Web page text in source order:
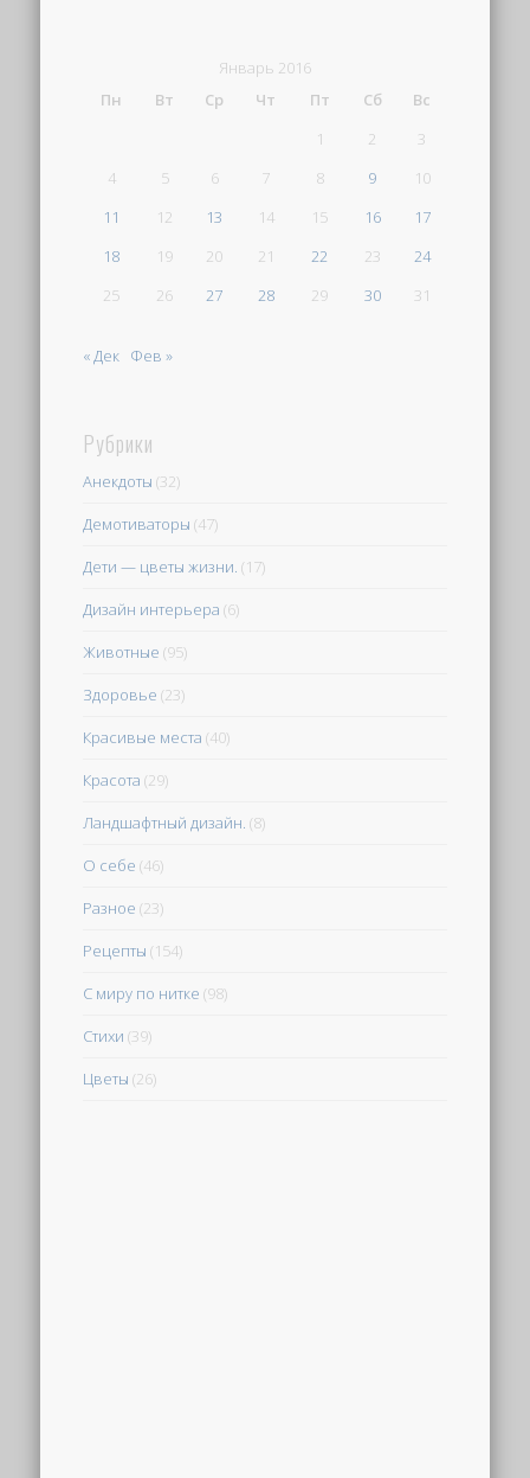
Январь 2016
Пн
Вт Ср Чт Пт Сб
Вс
1
2
3
4
5 6 7 8 9
10
11
12 13 14 15 16
17
18
19 20 21 22 23
24
25
26 27 28 29 30 31
« Дек Фев »
Рубрики
Анекдоты (32)
Демотиваторы (47)
Дети — цветы жизни. (17)
Дизайн интерьера (6)
Животные (95)
Здоровье (23)
Красивые места (40)
Красота (29)
Ландшафтный дизайн. (8)
О себе (46)
Разное (23)
Рецепты (154)
С миру по нитке (98)
Стихи (39)
Цветы (26)